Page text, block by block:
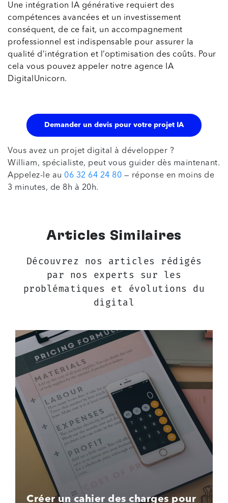
Une intégration IA générative requiert des
compétences avancées et un investissement
conséquent, de ce fait, un accompagnement
professionnel est indispensable pour assurer la
qualité d’intégration et l’optimisation des coûts. Pour
cela vous pouvez appeler notre agence IA
DigitalUnicorn.
Demander un devis pour votre projet IA
Vous avez un projet digital à développer ?
William, spécialiste, peut vous guider dès maintenant.
Appelez-le au 06 32 64 24 80 — réponse en moins de
3 minutes, de 8h à 20h.
Articles Similaires
Découvrez nos articles rédigés
par nos experts sur les
problématiques et évolutions du
digital
Créer un cahier des charges pour